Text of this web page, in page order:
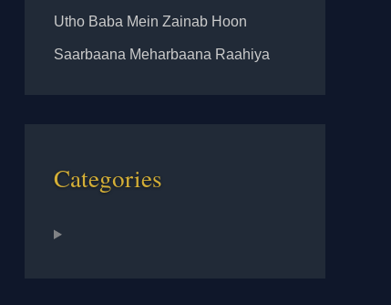
Utho Baba Mein Zainab Hoon
Saarbaana Meharbaana Raahiya
Categories